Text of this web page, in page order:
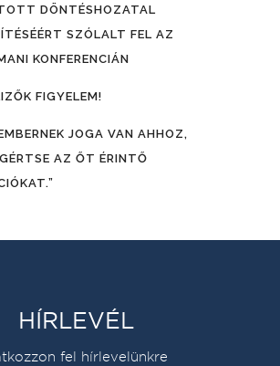
DÖNTÉSHOZATAL
SZÓLALT FEL AZ
KONFERENCIÁN
FIGYELEM!
JOGA VAN AHHOZ,
AZ ŐT ÉRINTŐ
HÍRLEVÉL
fel hírlevelünkre